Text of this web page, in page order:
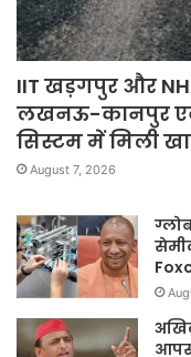
IIT खड़गपुर और
लखनऊ-कानपुर
सिस्टम में मिली
August 7, 2026